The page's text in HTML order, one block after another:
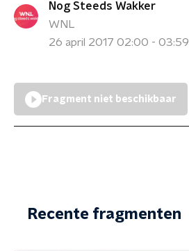
Nog Steeds Wakker
WNL
26 april 2017 02:00 - 03:59
Fragment niet beschikbaar
Recente fragmenten